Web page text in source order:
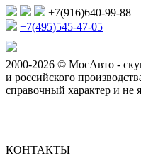
+7(916)640-99-88
+7(495)545-47-05
2000-2026 © МосАвто -
и российского
справочный характер и не
КОНТАКТЫ